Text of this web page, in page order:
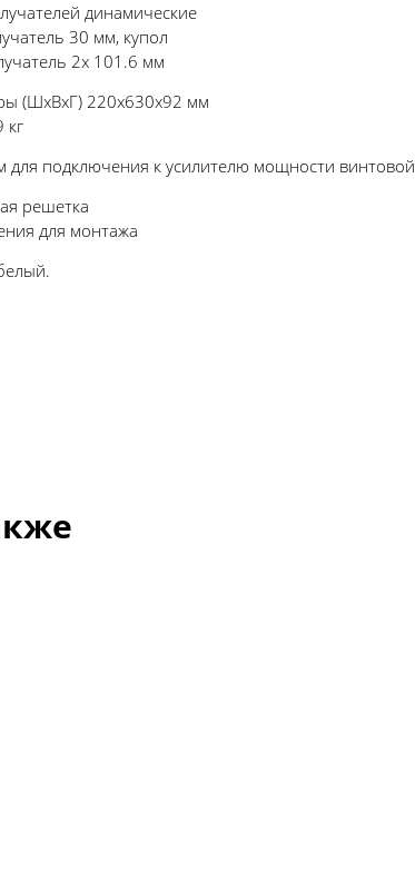
динамические
30 мм, купол
2x 101.6 мм
(ШхВхГ) 220x630x92 мм
кг
для подключения к усилителю мощности винтовой
решетка
для монтажа